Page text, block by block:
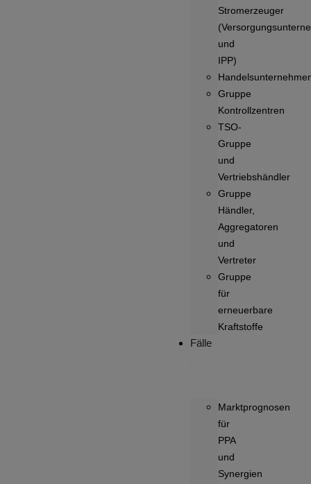
Stromerzeuger
und
IPP)
Gruppe
Kontrollzentren
TSO-
Gruppe
und
Vertriebshändler
Gruppe
Händler,
Aggregatoren
und
Vertreter
Gruppe
für
erneuerbare
Kraftstoffe
Fälle
Marktprognosen
für
PPA
und
Synergien